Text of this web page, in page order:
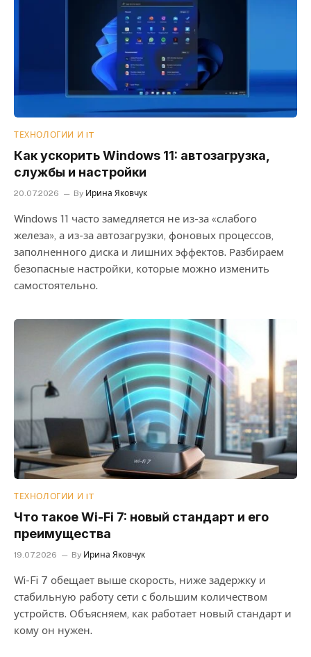
ТЕХНОЛОГИИ И IT
Как ускорить Windows 11: автозагрузка,
службы и настройки
20.07.2026 By Ирина Яковчук
Windows 11 часто замедляется не из-за «слабого
железа», а из-за автозагрузки, фоновых процессов,
заполненного диска и лишних эффектов. Разбираем
безопасные настройки, которые можно изменить
самостоятельно.
ТЕХНОЛОГИИ И IT
Что такое Wi-Fi 7: новый стандарт и его
преимущества
19.07.2026 By Ирина Яковчук
Wi-Fi 7 обещает выше скорость, ниже задержку и
стабильную работу сети с большим количеством
устройств. Объясняем, как работает новый стандарт и
кому он нужен.